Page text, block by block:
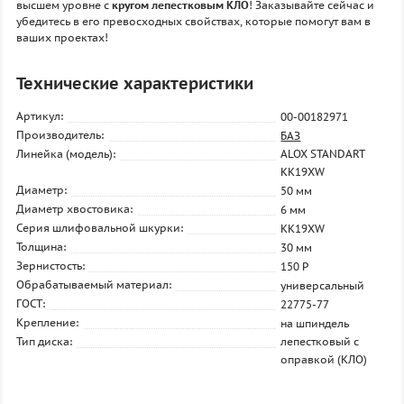
высшем уровне с кругом лепестковым КЛО! Заказывайте сейчас и
убедитесь в его превосходных свойствах, которые помогут вам в
ваших проектах!
Технические характеристики
Артикул:
00-00182971
Производитель:
БАЗ
Линейка (модель):
ALOX STANDART
KK19XW
Диаметр:
50 мм
Диаметр хвостовика:
6 мм
Серия шлифовальной шкурки:
KK19XW
Толщина:
30 мм
Зернистость:
150 P
Обрабатываемый материал:
универсальный
ГОСТ:
22775-77
Крепление:
на шпиндель
Тип диска:
лепестковый с
оправкой (КЛО)